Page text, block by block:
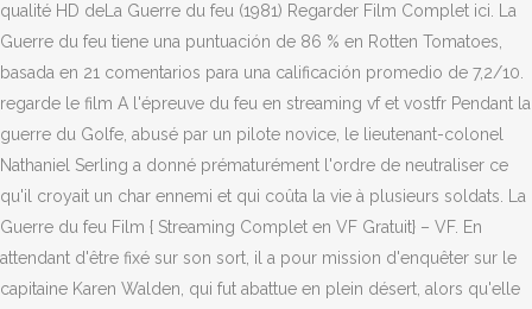
qualité HD deLa Guerre du feu (1981) Regarder Film Complet ici. La
Guerre du feu tiene una puntuación de 86 % en Rotten Tomatoes,
basada en 21 comentarios para una calificación promedio de 7,2/10.
regarde le film A l'épreuve du feu en streaming vf et vostfr Pendant la
guerre du Golfe, abusé par un pilote novice, le lieutenant-colonel
Nathaniel Serling a donné prématurément l'ordre de neutraliser ce
qu'il croyait un char ennemi et qui coûta la vie à plusieurs soldats. La
Guerre du feu Film { Streaming Complet en VF Gratuit} – VF. En
attendant d'être fixé sur son sort, il a pour mission d'enquêter sur le
capitaine Karen Walden, qui fut abattue en plein désert, alors qu'elle